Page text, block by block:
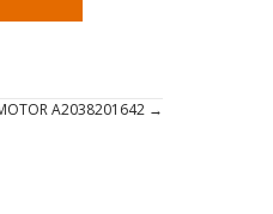
A2038201642 →